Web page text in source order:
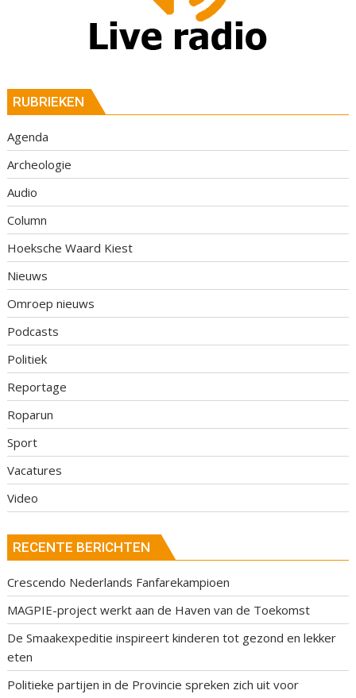
RUBRIEKEN
Agenda
Archeologie
Audio
Column
Hoeksche Waard Kiest
Nieuws
Omroep nieuws
Podcasts
Politiek
Reportage
Roparun
Sport
Vacatures
Video
RECENTE BERICHTEN
Crescendo Nederlands Fanfarekampioen
MAGPIE-project werkt aan de Haven van de Toekomst
De Smaakexpeditie inspireert kinderen tot gezond en lekker
eten
Politieke partijen in de Provincie spreken zich uit voor